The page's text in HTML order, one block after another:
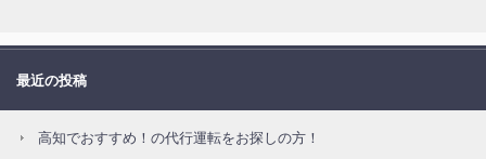
最近の投稿
高知でおすすめ！の代行運転をお探しの方！